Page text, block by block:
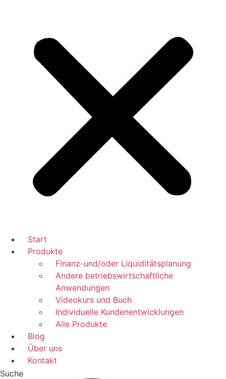
Start
Produkte
Finanz-und/oder Liquiditätsplanung
Andere betriebswirtschaftliche
Anwendungen
Videokurs und Buch
Individuelle Kundenentwicklungen
Alle Produkte
Blog
Über uns
Kontakt
Suche